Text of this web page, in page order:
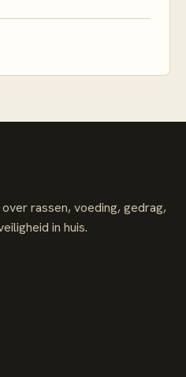
rassen, voeding, gedrag,
in huis.